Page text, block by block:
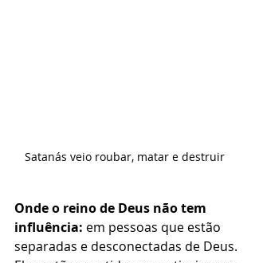
Satanás veio roubar, matar e destruir
Onde o reino de Deus não tem
influência: em pessoas que estão
separadas e desconectadas de Deus.